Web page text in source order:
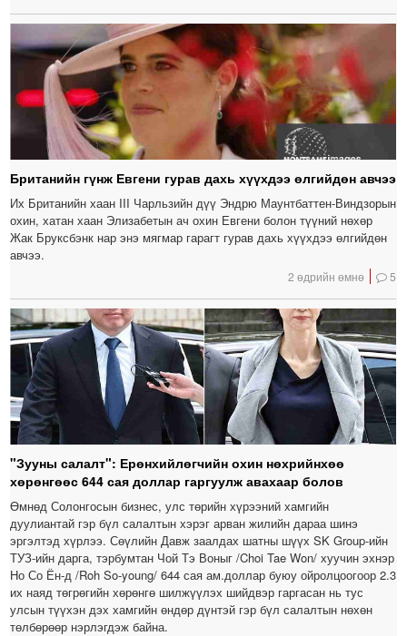
Британийн гүнж Евгени гурав дахь хүүхдээ өлгийдөн авчээ
Их Британийн хаан III Чарльзийн дүү Эндрю Маунтбаттен-Виндзорын
охин, хатан хаан Элизабетын ач охин Евгени болон түүний нөхөр
Жак Бруксбэнк нар энэ мягмар гарагт гурав дахь хүүхдээ өлгийдөн
авчээ.
2 өдрийн өмнө 5
"Зууны салалт": Ерөнхийлөгчийн охин нөхрийнхөө
хөрөнгөөс 644 сая доллар гаргуулж авахаар болов
Өмнөд Солонгосын бизнес, улс төрийн хүрээний хамгийн
дуулиантай гэр бүл салалтын хэрэг арван жилийн дараа шинэ
эргэлтэд хүрлээ. Сөүлийн Давж заалдах шатны шүүх SK Group-ийн
ТУЗ-ийн дарга, тэрбумтан Чой Тэ Воныг /Choi Tae Won/ хуучин эхнэр
Но Со Ён-д /Roh So-young/ 644 сая ам.доллар буюу ойролцоогоор 2.3
их наяд төгрөгийн хөрөнгө шилжүүлэх шийдвэр гаргасан нь тус
улсын түүхэн дэх хамгийн өндөр дүнтэй гэр бүл салалтын нөхөн
төлбөрөөр нэрлэгдэж байна.